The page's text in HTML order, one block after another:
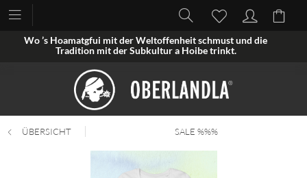
Wo ’s Hoamatgfui mit der Weltoffenheit schmust und die
Tradition mit der Subkultur a Hoibe trinkt.
ÜBERSICHT SALE %%%